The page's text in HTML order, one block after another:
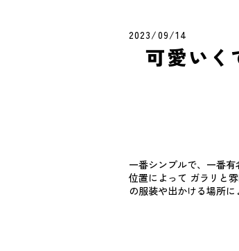
2023/09/14
可愛いく
一番シンプルで、一番
位置によって ガラリと
の服装や出かける場所